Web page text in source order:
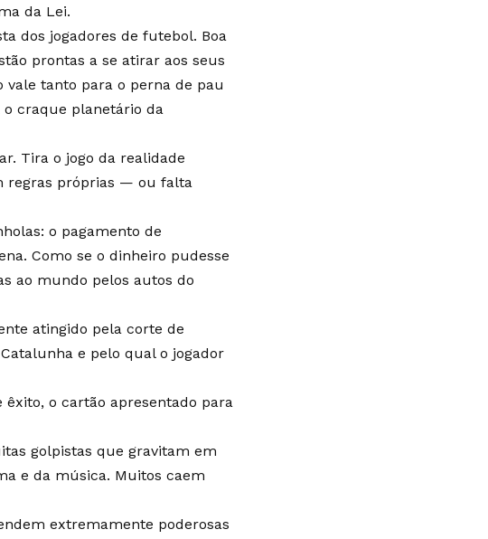
da Lei.
dos jogadores de futebol. Boa
prontas a se atirar aos seus
vale tanto para o perna de pau
craque planetário da
Tira o jogo da realidade
regras próprias — ou falta
o pagamento de
Como se o dinheiro pudesse
ao mundo pelos autos do
atingido pela corte de
e pelo qual o jogador
êxito, o cartão apresentado para
golpistas que gravitam em
e da música. Muitos caem
extremamente poderosas